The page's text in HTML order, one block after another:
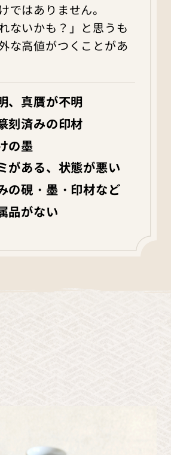
ではありません。
ないかも？」と思うも
な高値がつくことがあ
、真贋が不明
刻済みの印材
の墨
がある、状態が悪い
の硯・墨・印材など
品がない